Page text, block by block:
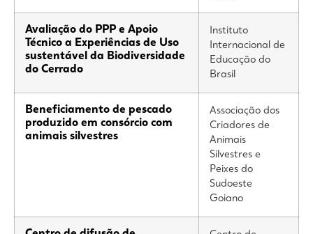
Avaliação do PPP e Apoio
Técnico a Experiências de Uso
sustentável da Biodiversidade
do Cerrado
Instituto
Internacional de
Educação do
Brasil
Beneficiamento de pescado
produzido em consórcio com
animais silvestres
Associação dos
Criadores de
Animais
Silvestres e
Peixes do
Sudoeste
Goiano